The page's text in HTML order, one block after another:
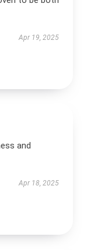
Apr 19, 2025
and
Apr 18, 2025